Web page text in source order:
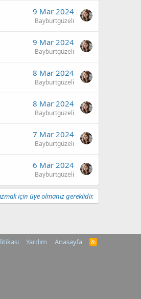
9 Mar 2024
Bayburtgüzeli
9 Mar 2024
Bayburtgüzeli
8 Mar 2024
Bayburtgüzeli
8 Mar 2024
Bayburtgüzeli
7 Mar 2024
Bayburtgüzeli
6 Mar 2024
Bayburtgüzeli
için üye olmanız gereklidir.
Yardım Anasayfa
R